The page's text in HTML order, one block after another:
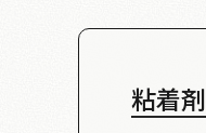
粘着剤